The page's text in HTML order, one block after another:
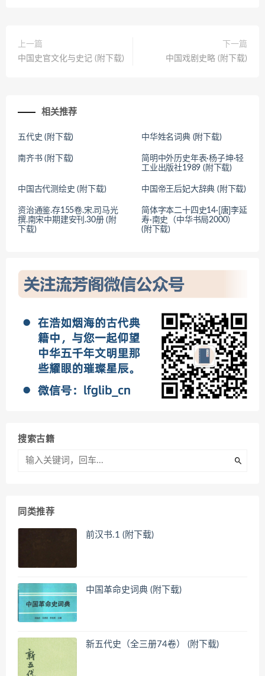
上一篇
中国史官文化与史记 (附下载)
下一篇
中国戏剧史略 (附下载)
相关推荐
五代史 (附下载) 中华姓名词典 (附下载)
南齐书 (附下载)
简明中外历史年表·杨子坤·轻
工业出版社1989 (附下载)
中国古代测绘史 (附下载) 中国帝王后妃大辞典 (附下载)
资治通鉴.存155卷.宋.司马光
撰.南宋中期建安刊.30册 (附
下载)
简体字本二十四史14·[唐]李延
寿·南史（中华书局2000）
(附下载)
搜索古籍
同类推荐
前汉书.1 (附下载)
中国革命史词典 (附下载)
新五代史（全三册74卷） (附下载)